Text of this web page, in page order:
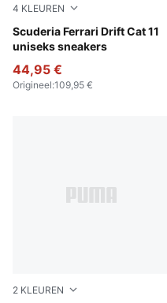
4 KLEUREN
Scuderia Ferrari Drift Cat 11
uniseks sneakers
Rosso Corsa-PUMA Black
44,95 €
Origineel:109,95 €
2 KLEUREN